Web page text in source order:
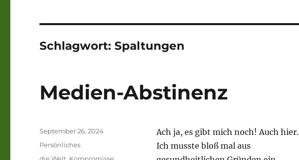
Schlagwort:Spaltungen
Medien-Abstinenz
Ach ja, es gibt mich noch! Auch hier.
Ich musste bloß mal aus
Veröffentlicht
am
September 26, 2024
Kategorien
Persönliches
Schlagwörter